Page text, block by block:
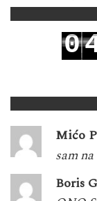
0
Mićo P
sam
Boris